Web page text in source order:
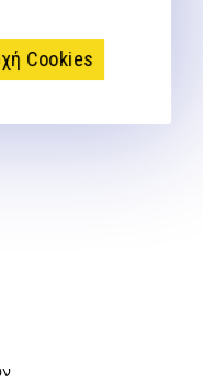
Cookies